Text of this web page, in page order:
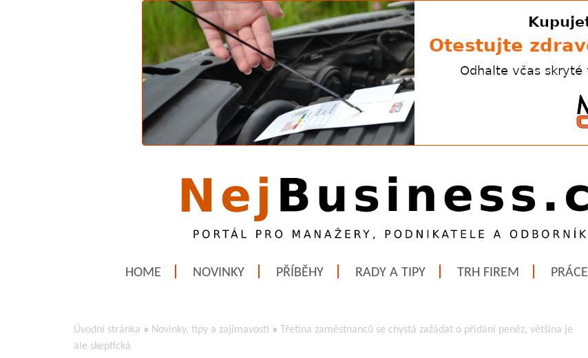
HOME NOVINKY PŘÍBĚHY RADY A TIPY TRH FIREM PRÁCE
Úvodní stránka » Novinky, tipy a zajímavosti » Třetina zaměstnanců se chystá zažádat o přidání peněz, většina je
ale skeptická